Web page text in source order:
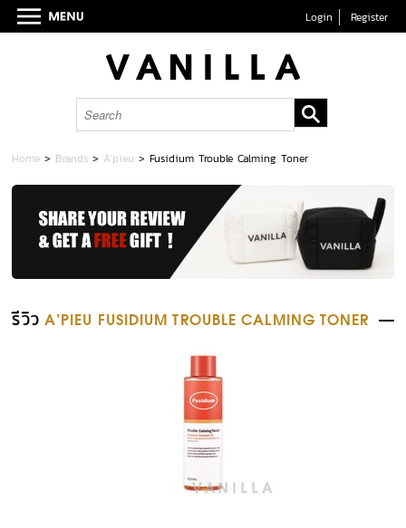
Login Register
Home > Brands > A'pieu >Fusidium Trouble Calming Toner
รีวิว A'PIEU FUSIDIUM TROUBLE CALMING TONER